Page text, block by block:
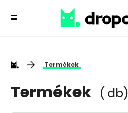
Termékek
Termékek ( db)